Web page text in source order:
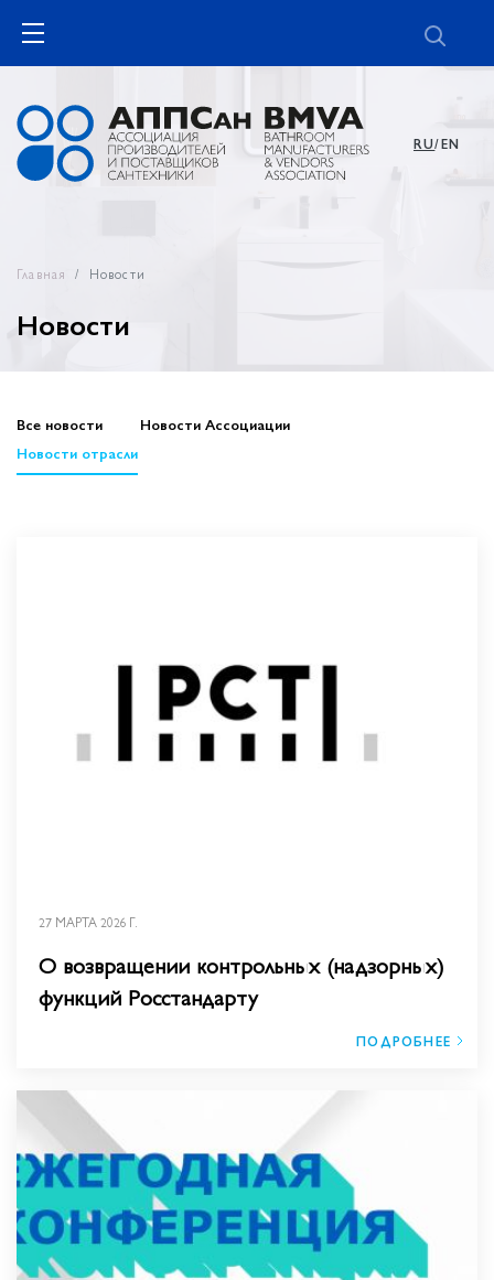
RU/EN
Главная Новости
Новости
Все новости
Новости Ассоциации
Новости отрасли
27 МАРТА 2026 Г.
О возвращении контрольных (надзорных)
функций Росстандарту
ПОДРОБНЕЕ